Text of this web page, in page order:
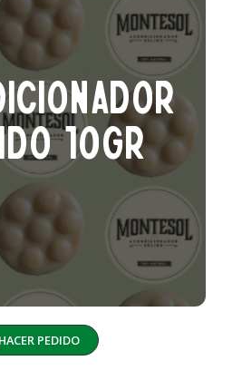
10Gr
HACER PEDIDO